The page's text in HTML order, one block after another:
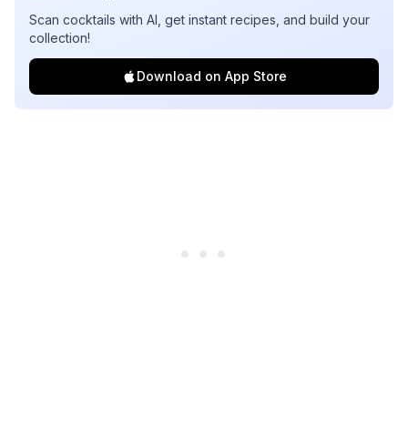
Scan cocktails with AI, get instant recipes, and build your
collection!
Download on App Store